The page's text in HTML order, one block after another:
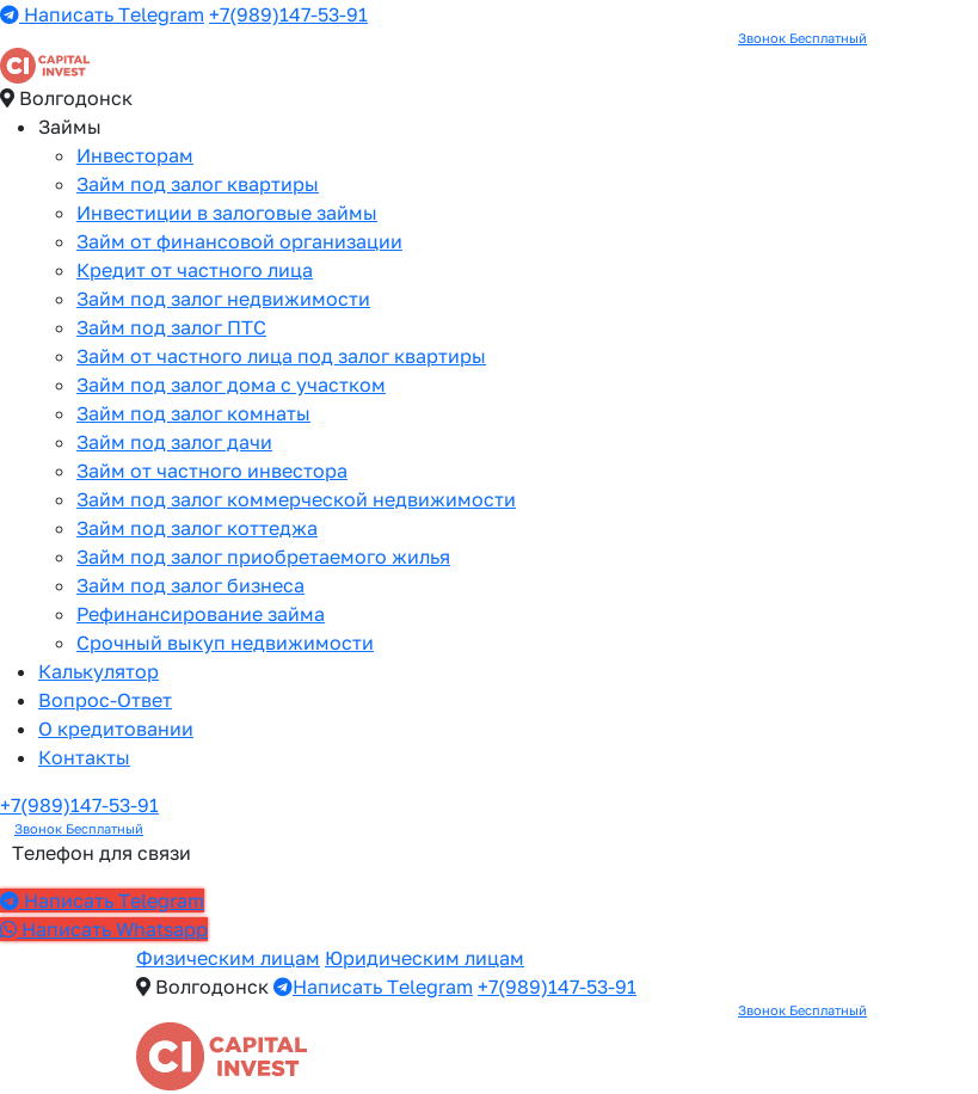
Написать Telegram +7(989)147-53-91
Звонок Бесплатный
Волгодонск
Займы
Инвесторам
Займ под залог квартиры
Инвестиции в залоговые займы
Займ от финансовой организации
Кредит от частного лица
Займ под залог недвижимости
Займ под залог ПТС
Займ от частного лица под залог квартиры
Займ под залог дома с участком
Займ под залог комнаты
Займ под залог дачи
Займ от частного инвестора
Займ под залог коммерческой недвижимости
Займ под залог коттеджа
Займ под залог приобретаемого жилья
Займ под залог бизнеса
Рефинансирование займа
Срочный выкуп недвижимости
Калькулятор
Вопрос-Ответ
О кредитовании
Контакты
+7(989)147-53-91
Звонок Бесплатный
Телефон для связи
Написать Telegram
Написать Whatsapp
Физическим лицам Юридическим лицам
Волгодонск
Написать Telegram +7(989)147-53-91
Звонок Бесплатный